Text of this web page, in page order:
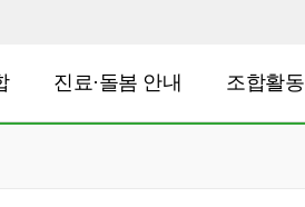
진료·돌봄 안내 조합활동